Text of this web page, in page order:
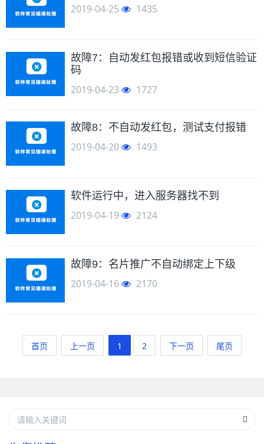
2019-04-25 1435
故障7：自动发红包报错或收到短信验证
码
2019-04-23 1727
故障8：不自动发红包，测试支付报错
2019-04-20 1493
软件运行中，进入服务器找不到
2019-04-19 2124
故障9：名片推广不自动绑定上下级
2019-04-16 2170
首页 上一页 1 2 下一页 尾页